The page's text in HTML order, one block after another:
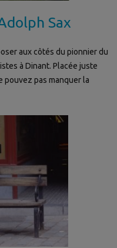
Sax
aux côtés du pionnier du
à Dinant. Placée juste
pouvez pas manquer la